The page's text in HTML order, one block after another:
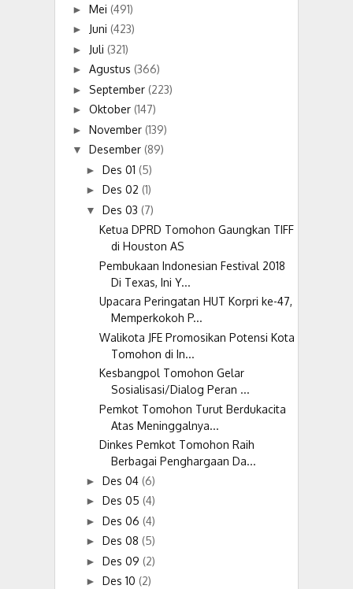
► Mei (491)
► Juni (423)
► Juli (321)
► Agustus (366)
► September (223)
► Oktober (147)
► November (139)
▼ Desember (89)
► Des 01 (5)
► Des 02 (1)
▼ Des 03 (7)
Ketua DPRD Tomohon Gaungkan TIFF
di Houston AS
Pembukaan Indonesian Festival 2018
Di Texas, Ini Y...
Upacara Peringatan HUT Korpri ke-47,
Memperkokoh P...
Walikota JFE Promosikan Potensi Kota
Tomohon di In...
Kesbangpol Tomohon Gelar
Sosialisasi/Dialog Peran ...
Pemkot Tomohon Turut Berdukacita
Atas Meninggalnya...
Dinkes Pemkot Tomohon Raih
Berbagai Penghargaan Da...
► Des 04 (6)
► Des 05 (4)
► Des 06 (4)
► Des 08 (5)
► Des 09 (2)
► Des 10 (2)